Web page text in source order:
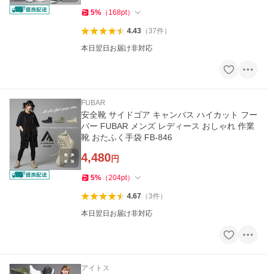
5% （ 168pt）
4.43（37件）
本日翌日お届け非対応
FUBAR
安全靴 サイドゴア キャンバス ハイカット フー
バー FUBAR メンズ レディース おしゃれ 作業
靴 おたふく手袋 FB-846
4,480円
5% （204pt）
4.67（3件）
本日翌日お届け非対応
アイトス